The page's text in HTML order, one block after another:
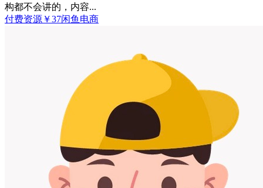
构都不会讲的，内容...
付费资源 ￥37闲鱼电商